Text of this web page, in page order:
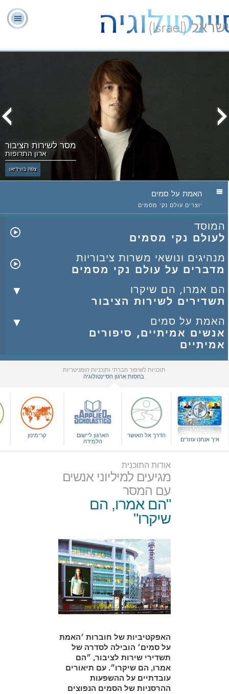
ישראל (Israel)
מהי
סיינטולוגיה?
מסר לשירות הציבור
ארון התרופות
צפה בווידיאו
האמת על סמים
יוצרים עולם נקי מסמים
המוסד
לעולם נקי מסמים
מנהיגים ונושאי משרות ציבוריות
מדברים על עולם נקי מסמים
הם אמרו, הם שיקרו
תשדירים לשירות הציבור
האמת על סמים
אנשים אמיתיים, סיפורים
אמיתיים
תוכניות לשיפור חברתי ותוכניות הומניטריות
בחסות ארגון הסיינטולוגיה
איך אנחנו עוזרים
הדרך אל האושר
הארגון ליישום
הלמידה
קרימינון
אודות התוכנית
מגיעים למיליוני אנשים
עם המסר
"הם אמרו, הם
שיקרו"
האפקטיביות של חוברות ׳האמת
על סמים׳ הובילה לסדרה של
תשדירי שירות לציבור, ״הם
אמרו, הם שיקרו״. עם תיאורים
עובדתיים על ההשפעות
ההרסניות של הסמים הנפוצים